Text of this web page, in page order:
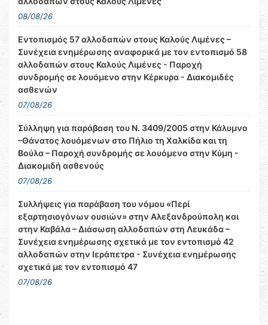
08/08/26
Εντοπισμός 57 αλλοδαπών στους Καλούς Λιμένες –
Συνέχεια ενημέρωσης αναφορικά με τον εντοπισμό 58
αλλοδαπών στους Καλούς Λιμένες - Παροχή
συνδρομής σε λουόμενο στην Κέρκυρα - Διακομιδές
ασθενών
07/08/26
Σύλληψη για παράβαση του Ν. 3409/2005 στην Κάλυμνο
–Θάνατος λουόμενων στο Πήλιο τη Χαλκίδα και τη
Βούλα – Παροχή συνδρομής σε λουόμενο στην Κύμη -
Διακομιδή ασθενούς
07/08/26
Συλλήψεις για παράβαση του νόμου «Περί
εξαρτησιογόνων ουσιών» στην Αλεξανδρούπολη και
στην Καβάλα – Διάσωση αλλοδαπών στη Λευκάδα –
Συνέχεια ενημέρωσης σχετικά με τον εντοπισμό 42
αλλοδαπών στην Ιεράπετρα - Συνέχεια ενημέρωσης
σχετικά με τον εντοπισμό 47
07/08/26